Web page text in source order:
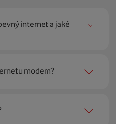
internet a jaké
modem?
poskytneme na splátky. U
garantujeme plnou